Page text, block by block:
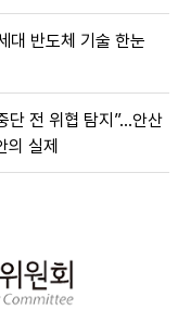
대 반도체 기술 한눈
단 전 위협 탐지”…안산
의 실제